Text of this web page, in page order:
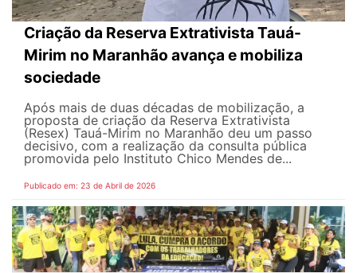
Criação da Reserva Extrativista Tauá-
Mirim no Maranhão avança e mobiliza
sociedade
Após mais de duas décadas de mobilização, a
proposta de criação da Reserva Extrativista
(Resex) Tauá-Mirim no Maranhão deu um passo
decisivo, com a realização da consulta pública
promovida pelo Instituto Chico Mendes de...
Publicado em: 23 de Abril de 2026